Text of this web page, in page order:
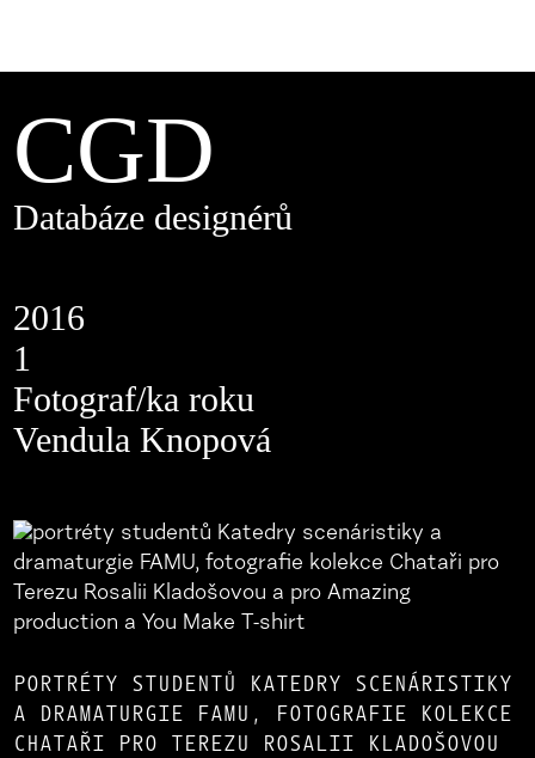
CGD
Databáze designérů
2016
1
Fotograf/ka roku
Vendula Knopová
PORTRÉTY STUDENTŮ KATEDRY SCENÁRISTIKY
A DRAMATURGIE FAMU, FOTOGRAFIE KOLEKCE
CHATAŘI PRO TEREZU ROSALII KLADOŠOVOU